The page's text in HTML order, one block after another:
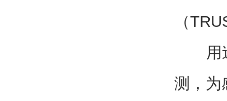
（
用途
测，为